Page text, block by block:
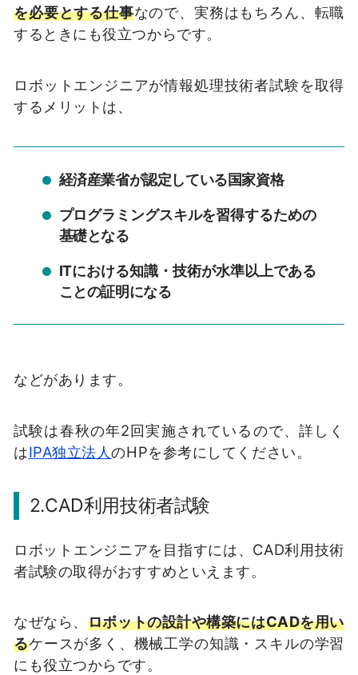
を必要とする仕事なので、実務はもちろん、転職
するときにも役立つからです。
ロボットエンジニアが情報処理技術者試験を取得
するメリットは、
経済産業省が認定している国家資格
プログラミングスキルを習得するための
基礎となる
ITにおける知識・技術が水準以上である
ことの証明になる
などがあります。
試験は春秋の年2回実施されているので、詳しく
はIPA独立法人のHPを参考にしてください。
2.CAD利用技術者試験
ロボットエンジニアを目指すには、CAD利用技術
者試験の取得がおすすめといえます。
なぜなら、 ロボットの設計や構築にはCADを用い
るケースが多く、機械工学の知識・スキルの学習
にも役立つからです。